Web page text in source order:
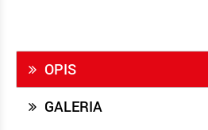
OPIS
GALERIA